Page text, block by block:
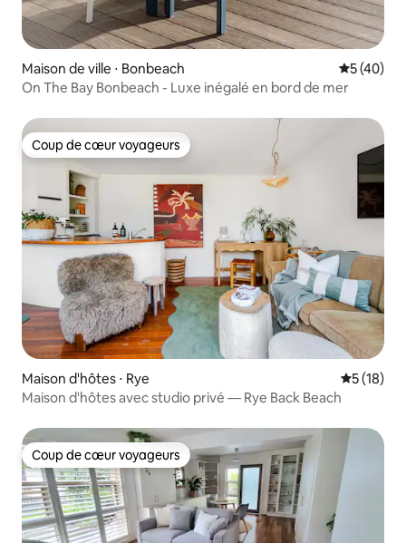
Maison de ville ⋅ Bonbeach
5 (40)
On The Bay Bonbeach - Luxe inégalé en bord de mer
Coup de cœur voyageurs
Coup de cœur voyageurs
Maison d'hôtes ⋅ Rye
5 (18)
Maison d'hôtes avec studio privé — Rye Back Beach
Coup de cœur voyageurs
Coup de cœur voyageurs